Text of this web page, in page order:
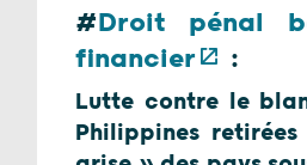
#Droit pénal
financier
:
Lutte contre le
Philippines